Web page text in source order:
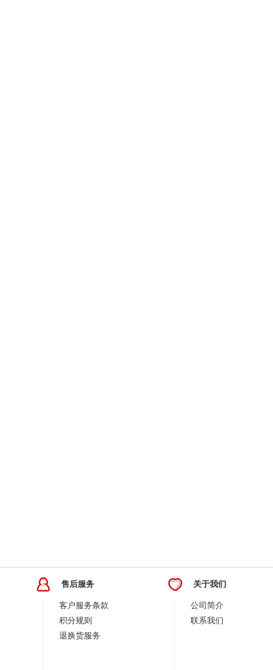
售后服务
客户服务条款
积分规则
退换货服务
关于我们
公司简介
联系我们